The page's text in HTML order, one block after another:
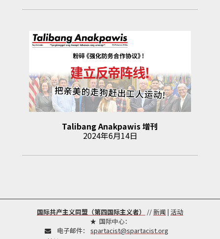
Talibang Anakpawis增刊
2024年6月14日
国际共产主义同盟（第四国际主义者） //新闻 | 活动
国际中心：
电子邮件：
spartacist@spartacist.org